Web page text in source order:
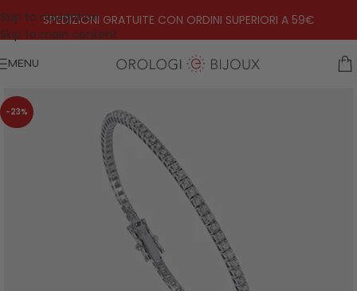
Skip to navigation
Skip to main content
SPEDIZIONI GRATUITE CON ORDINI SUPERIORI A 59€
MENU
-23%